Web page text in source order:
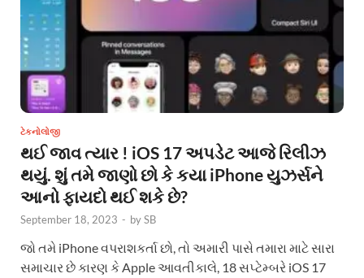
ટેકનોલોજી
થઈ જાવ ત્યાર ! iOS 17 અપડેટ આજે રિલીઝ
થયું. શું તમે જાણો છો કે કયા iPhone યુઝર્સને
આનો ફાયદો થઈ શકે છે?
September 18, 2023 - bySB
જો તમે iPhone વપરાશકર્તા છો, તો અમારી પાસે તમારા માટે સારા
સમાચાર છે કારણ કે Apple આવતીકાલે, 18 સપ્ટેમ્બરે iOS 17